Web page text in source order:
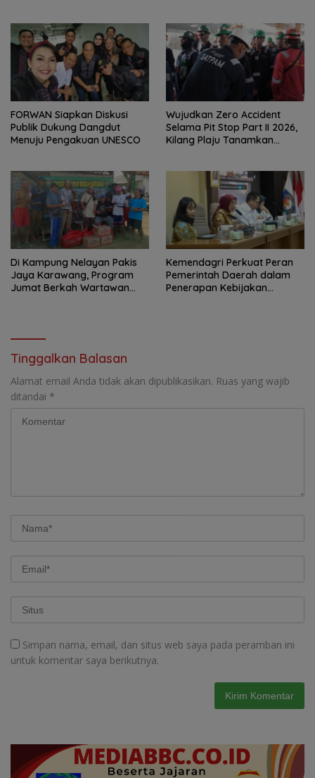
FORWAN Siapkan Diskusi
Publik Dukung Dangdut
Menuju Pengakuan UNESCO
Wujudkan Zero Accident
Selama Pit Stop Part II 2026,
Kilang Plaju Tanamkan
Di Kampung Nelayan Pakis
Jaya Karawang, Program
Jumat Berkah Wartawan
Kemendagri Perkuat Peran
Pemerintah Daerah dalam
Penerapan Kebijakan
Tinggalkan Balasan
Alamat email Anda tidak akan dipublikasikan. Ruas yang wajib
ditandai *
Simpan nama, email, dan situs web saya pada peramban ini
untuk komentar saya berikutnya.